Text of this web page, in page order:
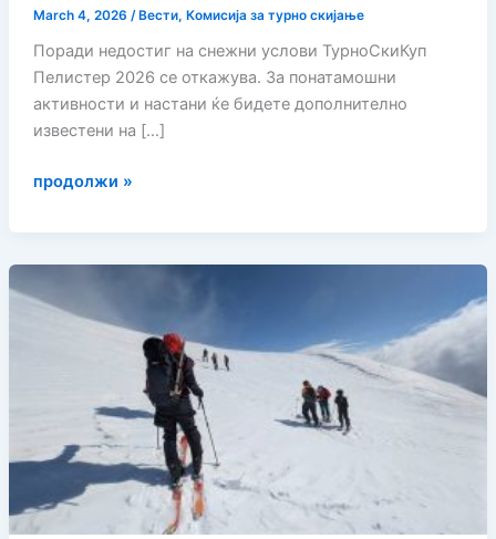
March 4, 2026 /Вести, Комисија за турно скијање
Поради недостиг на снежни услови ТурноСкиКуп
Пелистер 2026 се откажува. За понатамошни
активности и настани ќе бидете дополнително
известени на […]
ОТКАЖАН
КУП
2026
продолжи »